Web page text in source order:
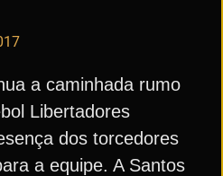
a caminhada rumo
Libertadores
dos torcedores
a equipe. A Santos